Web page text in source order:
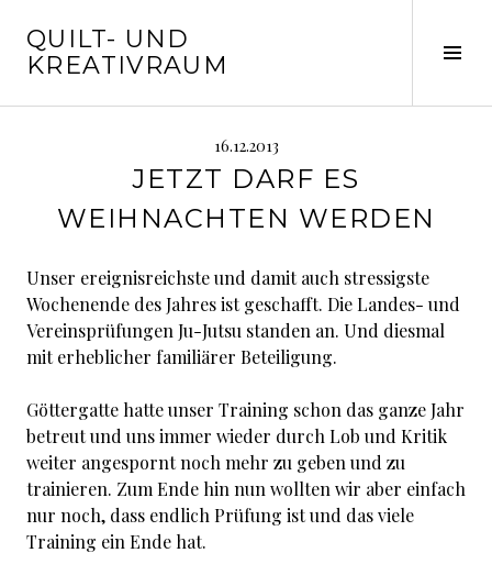
zum
Inhalt
QUILT- UND
KREATIVRAUM
16.12.2013
JETZT DARF ES
WEIHNACHTEN WERDEN
Unser ereignisreichste und damit auch stressigste
Wochenende des Jahres ist geschafft. Die Landes- und
Vereinsprüfungen Ju-Jutsu standen an. Und diesmal
mit erheblicher familiärer Beteiligung.
Göttergatte hatte unser Training schon das ganze Jahr
betreut und uns immer wieder durch Lob und Kritik
weiter angespornt noch mehr zu geben und zu
trainieren. Zum Ende hin nun wollten wir aber einfach
nur noch, dass endlich Prüfung ist und das viele
Training ein Ende hat.